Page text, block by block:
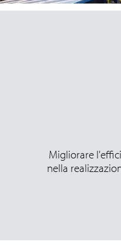
Migliorare
nella